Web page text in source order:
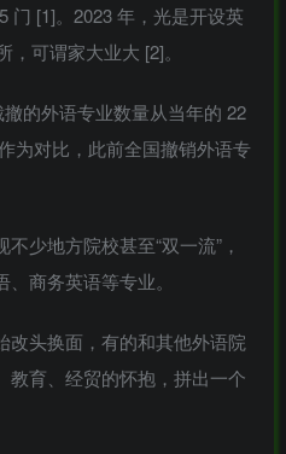
门 [1]。2023 年，光是开设英
可谓家大业大 [2]。
的外语专业数量从当年的 22
为对比，此前全国撤销外语专
少地方院校甚至“双一流”，
商务英语等专业。
改头换面，有的和其他外语院
教育、经贸的怀抱，拼出一个